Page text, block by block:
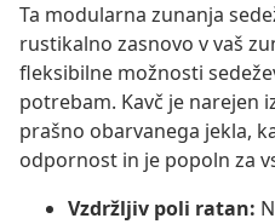
Ta modularna zunanja
rustikalno zasnovo v vaš
fleksibilne možnosti
potrebam. Kavč je narejen
prašno obarvanega jekla,
odpornost in je popoln za
Vzdržljiv poli ratan: